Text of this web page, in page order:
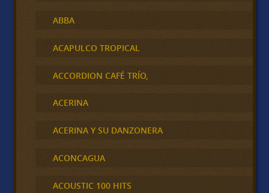
ABBA
ACAPULCO TROPICAL
ACCORDION CAFÉ TRÍO,
ACERINA
ACERINA Y SU DANZONERA
ACONCAGUA
ACOUSTIC 100 HITS